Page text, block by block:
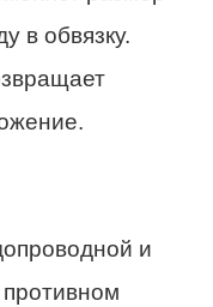
в обвязку.
и